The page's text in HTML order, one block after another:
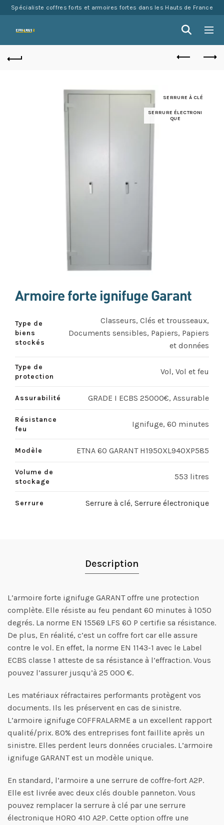
Spécialiste coffres forts et armoires fortes dans les Hauts de France
SERRURE À CLÉ
SERRURE ÉLECTRONI
QUE
Armoire forte ignifuge Garant
Type de
biens
stockés
Classeurs, Clés et trousseaux,
Documents sensibles, Papiers, Papiers
et données
Type de
protection
Vol, Vol et feu
Assurabilité GRADE I ECBS 25000€, Assurable
Résistance
feu
Ignifuge, 60 minutes
Modèle ETNA 60 GARANT H1950XL940XP585
Volume de
stockage
553 litres
Serrure Serrure à clé, Serrure électronique
Description
L’armoire forte ignifuge GARANT offre une protection
complète. Elle résiste au feu pendant 60 minutes à 1050
degrés. La norme EN 15569 LFS 60 P certifie sa résistance.
De plus, En réalité, c’est un coffre fort car elle assure
contre le vol. En effet, la norme EN 1143-1 avec le Label
ECBS classe 1 atteste de sa résistance à l’effraction. Vous
pouvez l’assurer jusqu’à 25 000 €.
Les matériaux réfractaires performants protègent vos
documents. Ils les préservent en cas de sinistre.
L’armoire ignifuge COFFRALARME a un excellent rapport
qualité/prix. 80% des entreprises font faillite après un
sinistre. Elles perdent leurs données cruciales. L’armoire
ignifuge GARANT est un modèle unique.
En standard, l’armoire a une serrure de coffre-fort A2P.
Elle est livrée avec deux clés double panneton. Vous
pouvez remplacer la serrure à clé par une serrure
électronique HORO 410 A2P. Cette option offre une